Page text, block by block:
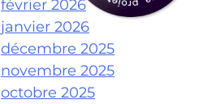
février 2026
janvier 2026
décembre 2025
novembre 2025
octobre 2025